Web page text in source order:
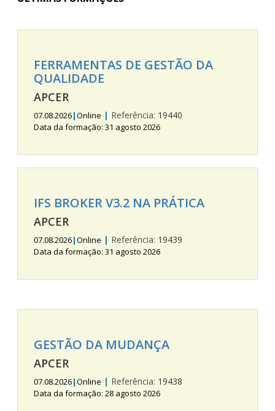
FERRAMENTAS DE GESTÃO DA
QUALIDADE
APCER
07.08.2026|Online | Referência: 19440
Data da formação: 31 agosto 2026
IFS BROKER V3.2 NA PRÁTICA
APCER
07.08.2026|Online | Referência: 19439
Data da formação: 31 agosto 2026
GESTÃO DA MUDANÇA
APCER
07.08.2026|Online | Referência: 19438
Data da formação: 28 agosto 2026